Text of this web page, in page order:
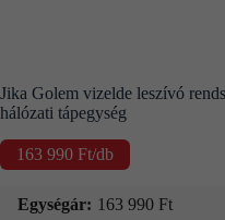
Jika Golem vizelde leszívó
hálózati tápegység
163 990 Ft/db
Egységár: 163 990 Ft